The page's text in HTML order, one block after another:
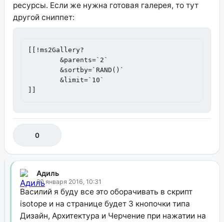
ресурсы. Если же нужна готовая галерея, то тут
другой сниппет:
[[!ms2Gallery?
	&parents=`2`
	&sortby=`RAND()`
	&limit=`10`
0
Адиль
20 января 2016, 10:31
Василий я буду все это оборачивать в скрипт
isotope и на странице будет 3 кнопочки типа
Дизайн, Архитектура и Черчение при нажатии на